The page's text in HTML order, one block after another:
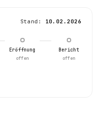
Stand: 10.02.2026
Eröffnung
offen
Bericht
offen